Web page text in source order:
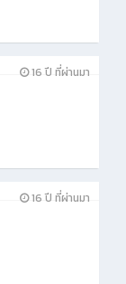
16 ปี ที่ผ่านมา
16 ปี ที่ผ่านมา